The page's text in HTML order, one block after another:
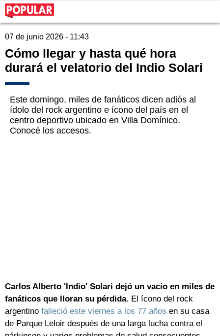
07 de junio 2026 - 11:43
Cómo llegar y hasta qué hora
durará el velatorio del Indio Solari
Este domingo, miles de fanáticos dicen adiós al
ídolo del rock argentino e ícono del país en el
centro deportivo ubicado en Villa Domínico.
Conocé los accesos.
Carlos Alberto 'Indio' Solari dejó un vacío en miles de
fanáticos que lloran su pérdida. El ícono del rock
argentino falleció este viernes a los 77 años en su casa
de Parque Leloir después de una larga lucha contra el